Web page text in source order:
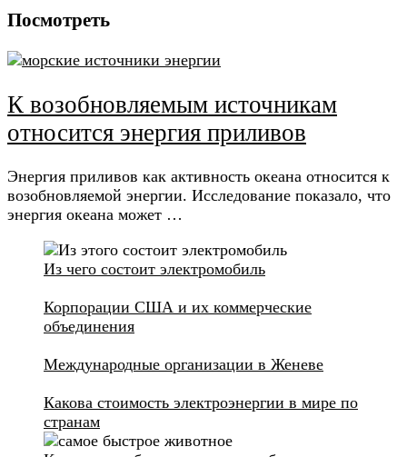
Посмотреть
К возобновляемым источникам
относится энергия приливов
Энергия приливов как активность океана относится к
возобновляемой энергии. Исследование показало, что
энергия океана может …
Из чего состоит электромобиль
Корпорации США и их коммерческие
объединения
Международные организации в Женеве
Какова стоимость электроэнергии в мире по
странам